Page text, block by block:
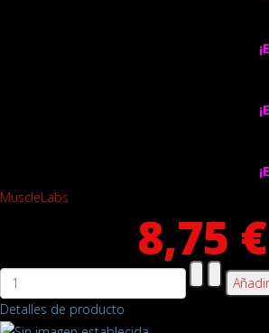
MuscleLabs
8,75 €
Detalles de producto